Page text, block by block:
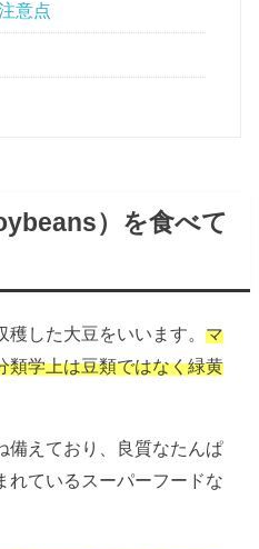
意点
）を食べて
穫した大豆をいいます。マ
類学上は豆類ではなく緑黄
えており、 良質なたんぱ
れているスーパーフードな